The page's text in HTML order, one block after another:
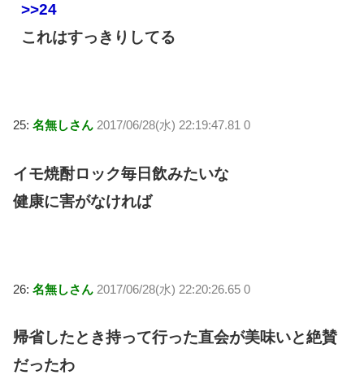
>>24
これはすっきりしてる
25: 名無しさん 2017/06/28(水) 22:19:47.81 0
イモ焼酎ロック毎日飲みたいな
健康に害がなければ
26: 名無しさん 2017/06/28(水) 22:20:26.65 0
帰省したとき持って行った直会が美味いと絶賛
だったわ